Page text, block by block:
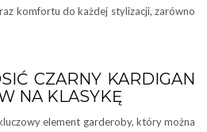
komfortu do każdej stylizacji, zarówno
CZARNY KARDIGAN
NA KLASYKĘ
element garderoby, który można